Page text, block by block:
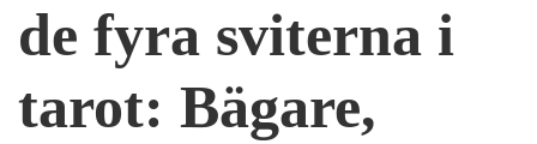
de fyra sviterna i
tarot: Bägare,